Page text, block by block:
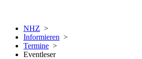
NHZ >
Informieren >
Termine >
Eventleser